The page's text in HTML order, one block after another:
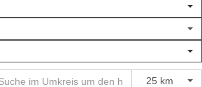
25 km